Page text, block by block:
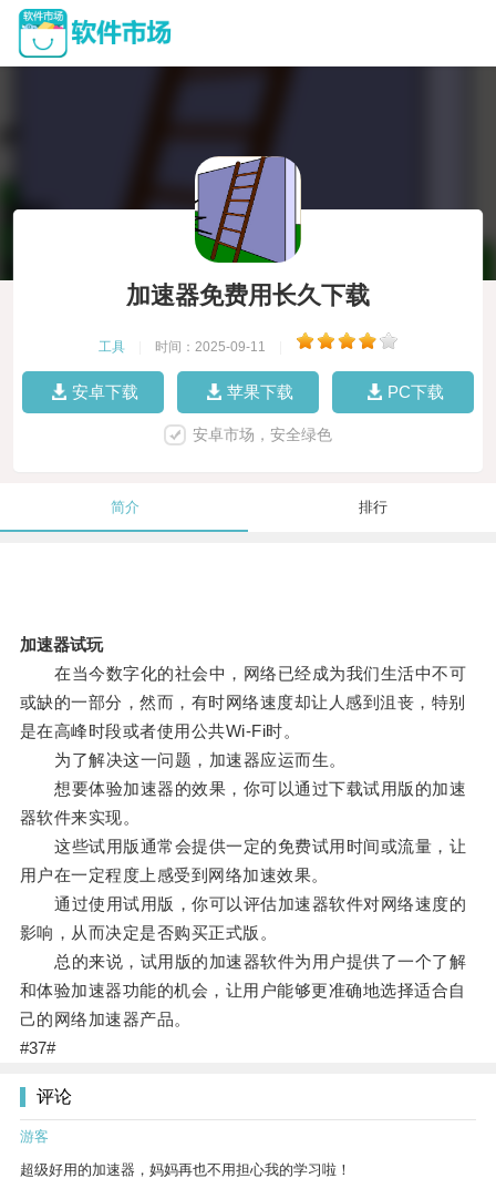
加速器免费用长久下载
工具 时间：2025-09-11
安卓下载 苹果下载 PC下载
安卓市场，安全绿色
简介 排行
加速器试玩
在当今数字化的社会中，网络已经成为我们生活中不可
或缺的一部分，然而，有时网络速度却让人感到沮丧，特别
是在高峰时段或者使用公共Wi-Fi时。
为了解决这一问题，加速器应运而生。
想要体验加速器的效果，你可以通过下载试用版的加速
器软件来实现。
这些试用版通常会提供一定的免费试用时间或流量，让
用户在一定程度上感受到网络加速效果。
通过使用试用版，你可以评估加速器软件对网络速度的
影响，从而决定是否购买正式版。
总的来说，试用版的加速器软件为用户提供了一个了解
和体验加速器功能的机会，让用户能够更准确地选择适合自
己的网络加速器产品。
#37#
评论
游客
超级好用的加速器，妈妈再也不用担心我的学习啦！